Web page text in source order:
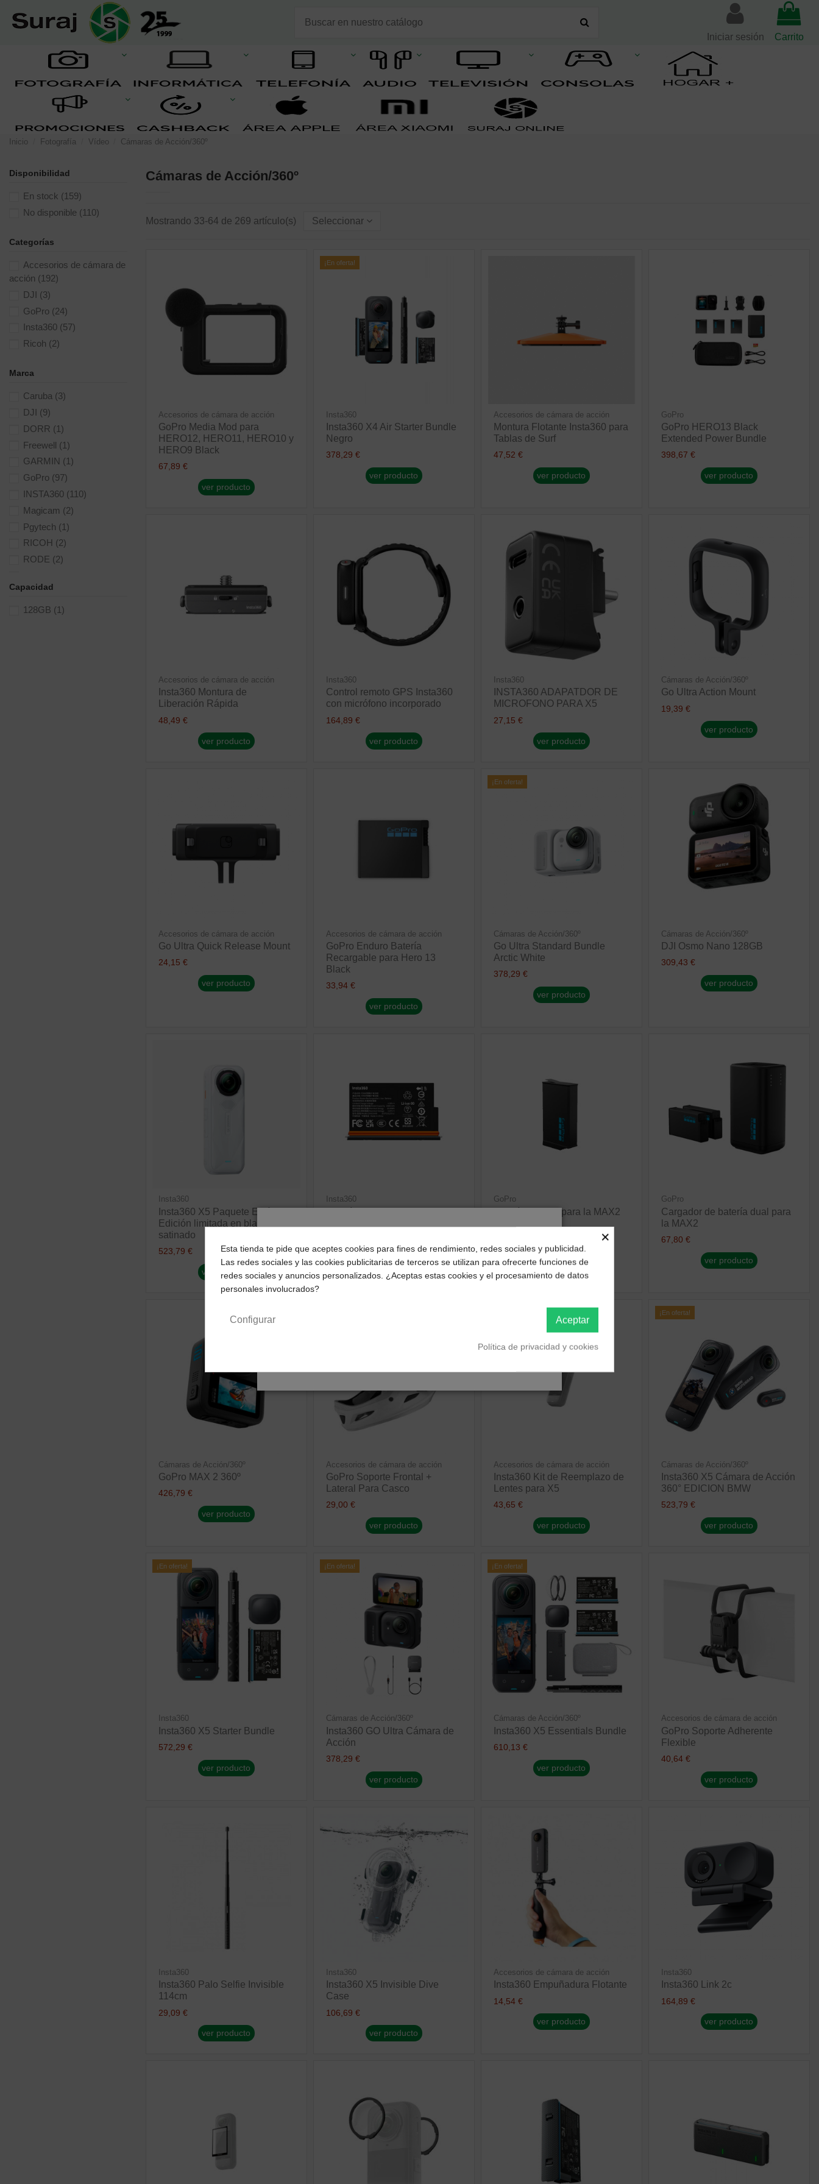
Iniciar sesión Carrito
Inicio Fotografía Vídeo Cámaras de Acción/360º
Cámaras de Acción/360º
Mostrando 33-64 de 269 artículo(s) Seleccionar
Accesorios de cámara de acción
GoPro Media Mod para
HERO12, HERO11, HERO10 y
HERO9 Black
67,89 €
ver producto
¡En oferta!
Insta360
Insta360 X4 Air Starter Bundle
Negro
378,29 €
ver producto
Accesorios de cámara de acción
Montura Flotante Insta360 para
Tablas de Surf
47,52 €
ver producto
GoPro
GoPro HERO13 Black
Extended Power Bundle
398,67 €
ver producto
Accesorios de cámara de acción
Insta360 Montura de
Liberación Rápida
48,49 €
ver producto
Insta360
Control remoto GPS Insta360
con micrófono incorporado
164,89 €
ver producto
Insta360
INSTA360 ADAPATDOR DE
MICROFONO PARA X5
27,15 €
ver producto
Cámaras de Acción/360º
Go Ultra Action Mount
19,39 €
ver producto
Accesorios de cámara de acción
Go Ultra Quick Release Mount
24,15 €
ver producto
Accesorios de cámara de acción
GoPro Enduro Batería
Recargable para Hero 13
Black
33,94 €
ver producto
¡En oferta!
Cámaras de Acción/360º
Go Ultra Standard Bundle
Arctic White
378,29 €
ver producto
Cámaras de Acción/360º
DJI Osmo Nano 128GB
309,43 €
ver producto
Insta360
Insta360 X5 Paquete Estándar
Edición limitada en blanco
satinado
523,79 €
ver producto
Insta360
54,31 €
ver producto
GoPro
Batería Enduro para la MAX2
33,94 €
ver producto
GoPro
Cargador de batería dual para
la MAX2
67,80 €
ver producto
Cámaras de Acción/360º
GoPro MAX 2 360º
426,79 €
ver producto
Accesorios de cámara de acción
GoPro Soporte Frontal +
Lateral Para Casco
29,00 €
ver producto
Accesorios de cámara de acción
Insta360 Kit de Reemplazo de
Lentes para X5
43,65 €
ver producto
¡En oferta!
Cámaras de Acción/360º
Insta360 X5 Cámara de Acción
360° EDICION BMW
523,79 €
ver producto
¡En oferta!
Insta360
Insta360 X5 Starter Bundle
572,29 €
ver producto
¡En oferta!
Cámaras de Acción/360º
Insta360 GO Ultra Cámara de
Acción
378,29 €
ver producto
¡En oferta!
Cámaras de Acción/360º
Insta360 X5 Essentials Bundle
610,13 €
ver producto
Accesorios de cámara de acción
GoPro Soporte Adherente
Flexible
40,64 €
ver producto
Insta360
Insta360 Palo Selfie Invisible
114cm
29,09 €
ver producto
Insta360
Insta360 X5 Invisible Dive
Case
106,69 €
ver producto
Accesorios de cámara de acción
Insta360 Empuñadura Flotante
14,54 €
ver producto
Insta360
Insta360 Link 2c
164,89 €
ver producto
Disponibilidad
En stock (159)
No disponible (110)
Categorías
Accesorios de cámara de
acción (192)
DJI (3)
GoPro (24)
Insta360 (57)
Ricoh (2)
Marca
Caruba (3)
DJI (9)
DORR (1)
Freewell (1)
GARMIN (1)
GoPro (97)
INSTA360 (110)
Magicam (2)
Pgytech (1)
RICOH (2)
RODE (2)
Smallrig
TASCAM(1)
Capacidad
128GB (1)
¿Dónde deseas recibir tu pedido?
Selecciona tu ubicación para mostrarte los precios e
impuestos correctos para tu región.
×
Esta tienda te pide que aceptes cookies para fines de rendimiento, redes sociales y publicidad.
Las redes sociales y las cookies publicitarias de terceros se utilizan para ofrecerte funciones de
redes sociales y anuncios personalizados. ¿Aceptas estas cookies y el procesamiento de datos
personales involucrados?
Aceptar
Configurar
Política de privacidad y cookies